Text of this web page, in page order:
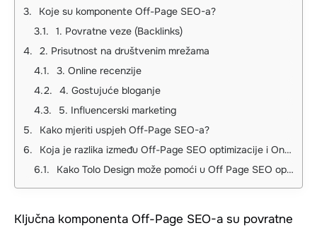
Koje su komponente Off-Page SEO-a?
1. Povratne veze (Backlinks)
2. Prisutnost na društvenim mrežama
3. Online recenzije
4. Gostujuće bloganje
5. Influencerski marketing
Kako mjeriti uspjeh Off-Page SEO-a?
Koja je razlika između Off-Page SEO optimizacije i On-Page SEO optimizacije?
Kako Tolo Design može pomoći u Off Page SEO optimizaciji?
Ključna komponenta Off-Page SEO-a su povratne